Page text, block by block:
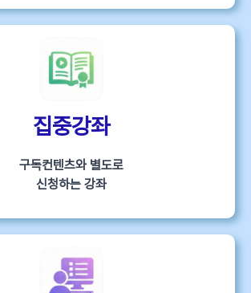
집중강좌
구독컨텐츠와 별도로
신청하는 강좌